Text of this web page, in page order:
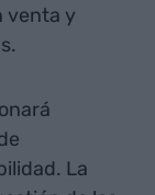
venta y
La